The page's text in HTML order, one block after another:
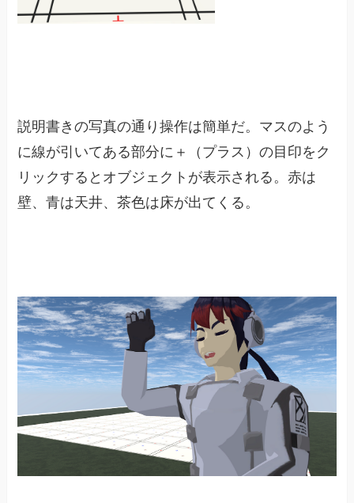
説明書きの写真の通り操作は簡単だ。マスのよう
に線が引いてある部分に＋（プラス）の目印をク
リックするとオブジェクトが表示される。赤は
壁、青は天井、茶色は床が出てくる。